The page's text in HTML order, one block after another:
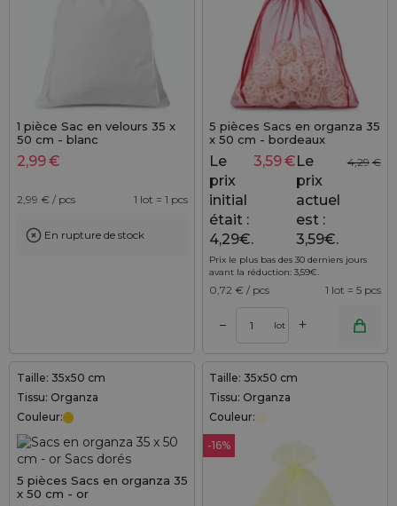
1 pièce Sac en velours 35 x
50 cm - blanc
2,99€
2,99 € / pcs 1 lot = 1 pcs
En rupture de stock
5 pièces Sacs en organza 35
x 50 cm - bordeaux
4,29 €
Le
prix
initial
était :
4,29€.
3,59€ Le
prix
actuel
est :
3,59€.
Prix le plus bas des 30 derniers jours
avant la réduction:3,59€.
0,72 € / pcs 1 lot = 5 pcs
– lot +
Taille: 35x50 cm
Tissu: Organza
Couleur:
5 pièces Sacs en organza 35
x 50 cm - or
Taille: 35x50 cm
Tissu: Organza
Couleur:
-16%